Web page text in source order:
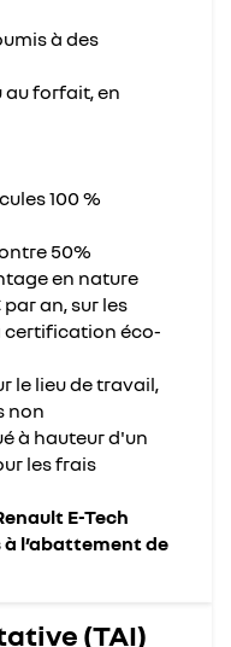
à des
au forfait, en
100 %
50%
en nature
an, sur les
certification éco-
le lieu de travail,
non
à hauteur d'un
les frais
E-Tech
à l’abattement de
(TAI)